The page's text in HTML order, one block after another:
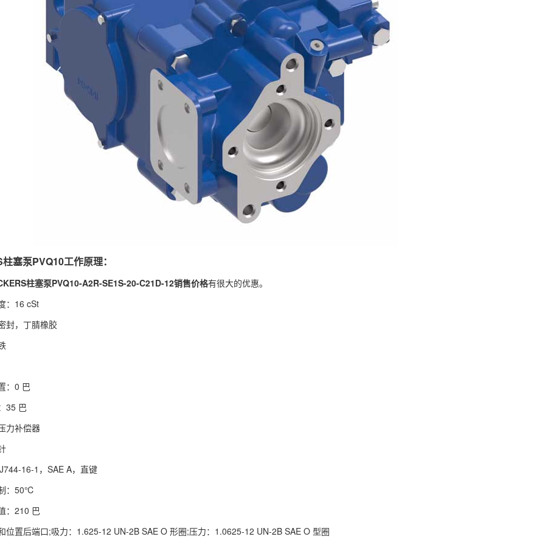
塞泵PVQ10工作原理：
柱塞泵PVQ10-A2R-SE1S-20-C21D-12销售价格有很大的优惠。
：16 cSt
封，丁腈橡胶
：0 巴
35 巴
力补偿器
16-1，SAE A，直键
：50℃
：210 巴
位置后端口;吸力：1.625-12 UN-2B SAE O 形圈;压力：1.0625-12 UN-2B SAE O 型圈